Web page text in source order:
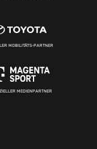
MOBILITÄTS-PARTNER
MEDIENPARTNER